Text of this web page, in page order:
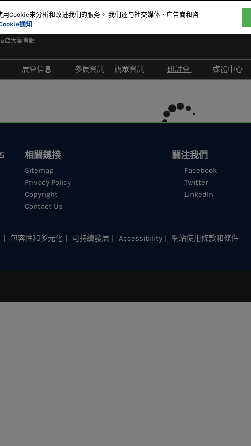
10-11日
店大宴會廳
展會信息
參展資訊
觀眾資訊
酒店
IT Marketing MasterClass
研討會
研討會議程
媒體中心
新聞稿
相關鏈接
Sitemap
Privacy Policy
Copyright
Contact Us
關注我們
Facebook
Twitter
LinkedIn
包容性和多元化 可持續發展 Accessibility 網站使用條款和條件
Cookie来分析和改进我们的服务。 我们还与社交媒体、广告商和咨
通知